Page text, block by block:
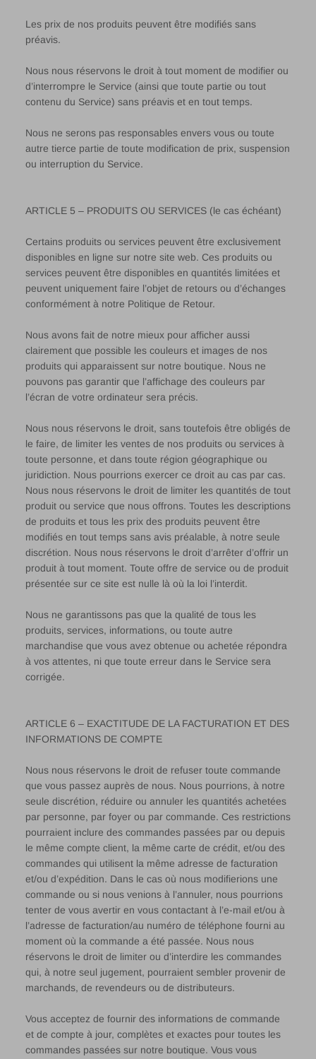
Les prix de nos produits peuvent être modifiés sans
préavis.
Nous nous réservons le droit à tout moment de modifier ou
d’interrompre le Service (ainsi que toute partie ou tout
contenu du Service) sans préavis et en tout temps.
Nous ne serons pas responsables envers vous ou toute
autre tierce partie de toute modification de prix, suspension
ou interruption du Service.
ARTICLE 5 – PRODUITS OU SERVICES (le cas échéant)
Certains produits ou services peuvent être exclusivement
disponibles en ligne sur notre site web. Ces produits ou
services peuvent être disponibles en quantités limitées et
peuvent uniquement faire l’objet de retours ou d’échanges
conformément à notre Politique de Retour.
Nous avons fait de notre mieux pour afficher aussi
clairement que possible les couleurs et images de nos
produits qui apparaissent sur notre boutique. Nous ne
pouvons pas garantir que l’affichage des couleurs par
l’écran de votre ordinateur sera précis.
Nous nous réservons le droit, sans toutefois être obligés de
le faire, de limiter les ventes de nos produits ou services à
toute personne, et dans toute région géographique ou
juridiction. Nous pourrions exercer ce droit au cas par cas.
Nous nous réservons le droit de limiter les quantités de tout
produit ou service que nous offrons. Toutes les descriptions
de produits et tous les prix des produits peuvent être
modifiés en tout temps sans avis préalable, à notre seule
discrétion. Nous nous réservons le droit d’arrêter d’offrir un
produit à tout moment. Toute offre de service ou de produit
présentée sur ce site est nulle là où la loi l’interdit.
Nous ne garantissons pas que la qualité de tous les
produits, services, informations, ou toute autre
marchandise que vous avez obtenue ou achetée répondra
à vos attentes, ni que toute erreur dans le Service sera
corrigée.
ARTICLE 6 – EXACTITUDE DE LA FACTURATION ET DES
INFORMATIONS DE COMPTE
Nous nous réservons le droit de refuser toute commande
que vous passez auprès de nous. Nous pourrions, à notre
seule discrétion, réduire ou annuler les quantités achetées
par personne, par foyer ou par commande. Ces restrictions
pourraient inclure des commandes passées par ou depuis
le même compte client, la même carte de crédit, et/ou des
commandes qui utilisent la même adresse de facturation
et/ou d’expédition. Dans le cas où nous modifierions une
commande ou si nous venions à l’annuler, nous pourrions
tenter de vous avertir en vous contactant à l’e-mail et/ou à
l’adresse de facturation/au numéro de téléphone fourni au
moment où la commande a été passée. Nous nous
réservons le droit de limiter ou d’interdire les commandes
qui, à notre seul jugement, pourraient sembler provenir de
marchands, de revendeurs ou de distributeurs.
Vous acceptez de fournir des informations de commande
et de compte à jour, complètes et exactes pour toutes les
commandes passées sur notre boutique. Vous vous